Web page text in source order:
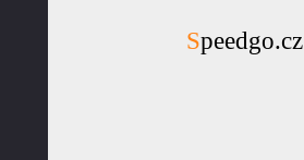
Speedgo.cz